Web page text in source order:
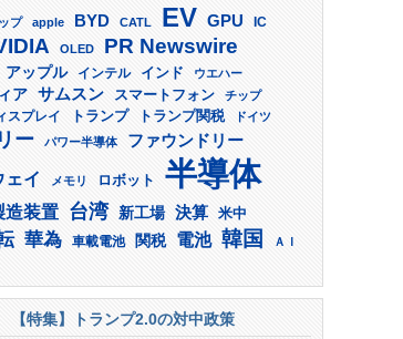
プ apple BYD CATL EV GPU IC
OLED PR Newswire
アップル インテル インド ウエハー
ア サムスン スマートフォン
チップ
スプレイ トランプ トランプ関税 ドイツ
ー パワー半導体 ファウンドリー
ェイ メモリ ロボット 半導体
造装置 台湾 新工場 決算 米中
華為 車載電池 関税 電池 韓国 ＡＩ
【特集】トランプ2.0の対中政策